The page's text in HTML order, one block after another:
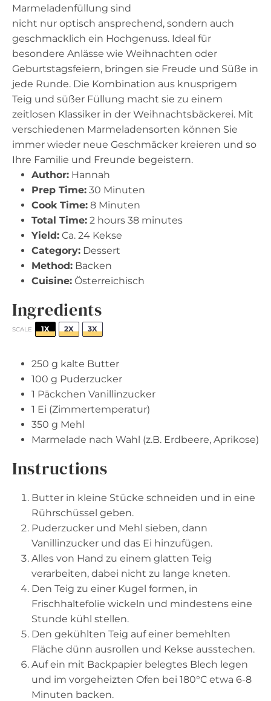
Marmeladenfüllung sind
nicht nur optisch ansprechend, sondern auch
geschmacklich ein Hochgenuss. Ideal für
besondere Anlässe wie Weihnachten oder
Geburtstagsfeiern, bringen sie Freude und Süße in
jede Runde. Die Kombination aus knusprigem
Teig und süßer Füllung macht sie zu einem
zeitlosen Klassiker in der Weihnachtsbäckerei. Mit
verschiedenen Marmeladensorten können Sie
immer wieder neue Geschmäcker kreieren und so
Ihre Familie und Freunde begeistern.
Author: Hannah
Prep Time: 30 Minuten
Cook Time: 8 Minuten
Total Time: 2 hours 38 minutes
Yield: Ca. 24 Kekse
Category: Dessert
Method: Backen
Cuisine: Österreichisch
Ingredients
SCALE 1X 2X 3X
250 g kalte Butter
100 g Puderzucker
1 Päckchen Vanillinzucker
1 Ei (Zimmertemperatur)
350 g Mehl
Marmelade nach Wahl (z.B. Erdbeere, Aprikose)
Instructions
Butter in kleine Stücke schneiden und in eine
Rührschüssel geben.
Puderzucker und Mehl sieben, dann
Vanillinzucker und das Ei hinzufügen.
Alles von Hand zu einem glatten Teig
verarbeiten, dabei nicht zu lange kneten.
Den Teig zu einer Kugel formen, in
Frischhaltefolie wickeln und mindestens eine
Stunde kühl stellen.
Den gekühlten Teig auf einer bemehlten
Fläche dünn ausrollen und Kekse ausstechen.
Auf ein mit Backpapier belegtes Blech legen
und im vorgeheizten Ofen bei 180°C etwa 6-8
Minuten backen.